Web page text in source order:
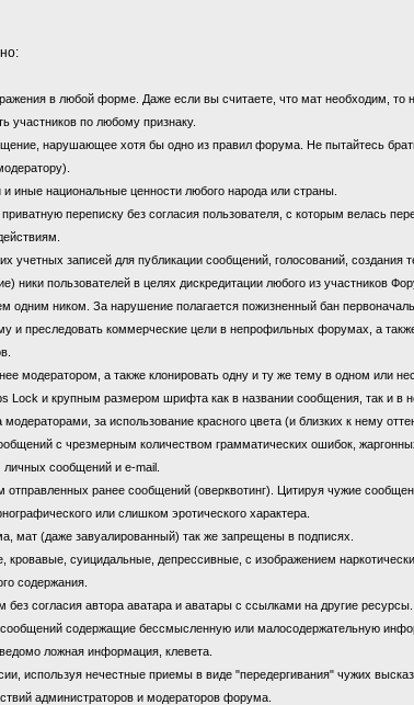
в любой форме. Даже если вы считаете, что мат необходим, то
участников по любому признаку.
нарушающее хотя бы одно из правил форума. Не пытайтесь
иные национальные ценности любого народа или страны.
переписку без согласия пользователя, с которым велась
учетных записей для публикации сообщений, голосований, создания
ники пользователей в целях дискредитации любого из участников
одним ником. За нарушение полагается пожизненный бан
и преследовать коммерческие цели в непрофильных форумах, а
модератором, а также клонировать одну и ту же тему в одном или
Lock и крупным размером шрифта как в названии сообщения, так и в
за использование красного цвета (и близких к нему
с чрезмерным количеством грамматических ошибок,
сообщений и e-mail.
ранее сообщений (оверквотинг). Цитируя чужие
или слишком эротического характера.
мат (даже завуалированный) так же запрещены в подписях.
суицидальные, депрессивные, с изображением
содержания.
согласия автора аватара и аватары с ссылками на другие ресурсы.
содержащие бессмысленную или малосодержательную
ложная информация, клевета.
используя нечестные приемы в виде "передергивания" чужих
администраторов и модераторов форума.